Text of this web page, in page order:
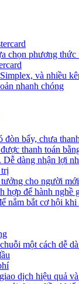
chọn phương thức
và nhiều
nhanh chóng
đòn bẩy, chưa
thanh toán
dàng nhận lợi
cho người
hợp để hành nghề
nắm bắt cơ hội
một cách dễ
dịch hiệu quả